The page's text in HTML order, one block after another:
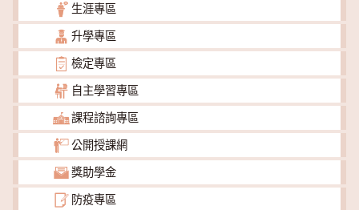
生涯專區
升學專區
檢定專區
自主學習專區
課程諮詢專區
公開授課網
獎助學金
防疫專區